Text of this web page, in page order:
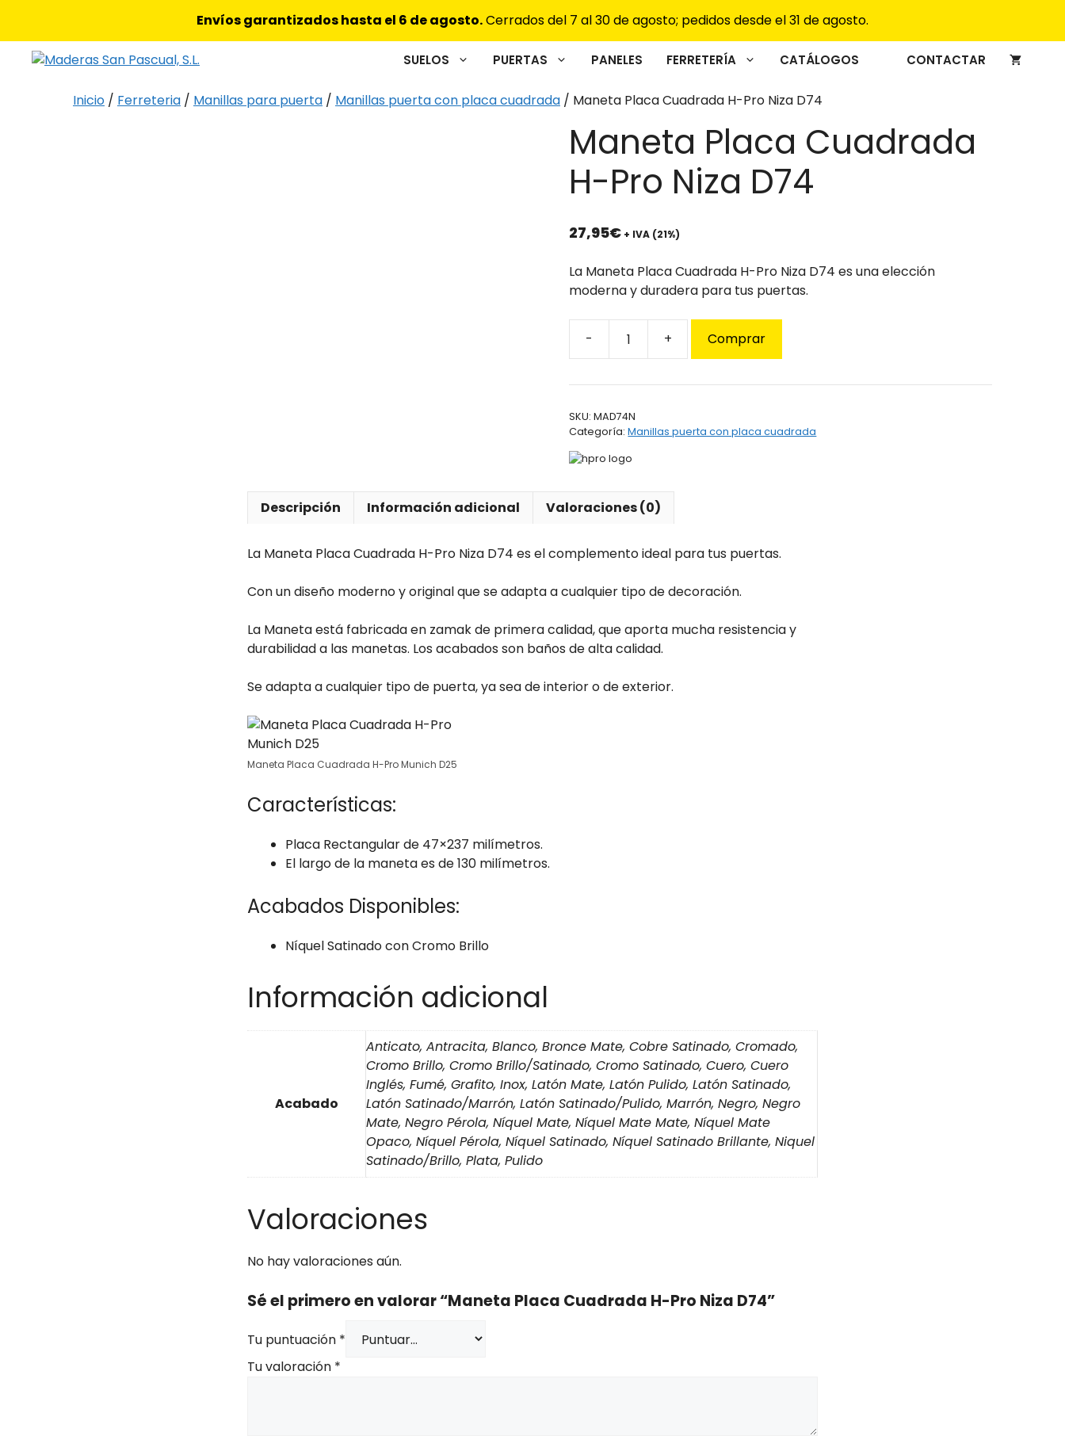
contenido
Envíos garantizados hasta el 6 de agosto.Cerrados del 7 al 30 de agosto; pedidos desde el 31 de agosto.
SUELOS PUERTAS PANELES FERRETERÍA CATÁLOGOS CONTACTAR
Inicio / Ferreteria / Manillas para puerta / Manillas puerta con placa cuadrada / Maneta Placa Cuadrada H-Pro Niza D74
Maneta Placa Cuadrada
H-Pro Niza D74
27,95€ + IVA (21%)
La Maneta Placa Cuadrada H-Pro Niza D74 es una elección
moderna y duradera para tus puertas.
Cuadrada
Pro
D74
Comprar
SKU:MAD74N
Categoría:Manillas puerta con placa cuadrada
Descripción Información adicional Valoraciones (0)
La Maneta Placa Cuadrada H-Pro Niza D74 es el complemento ideal para tus puertas.
Con un diseño moderno y original que se adapta a cualquier tipo de decoración.
La Maneta está fabricada en zamak de primera calidad, que aporta mucha resistencia y
durabilidad a las manetas. Los acabados son baños de alta calidad.
Se adapta a cualquier tipo de puerta, ya sea de interior o de exterior.
Maneta Placa Cuadrada H-Pro Munich D25
Características:
Placa Rectangular de 47×237 milímetros.
El largo de la maneta es de 130 milímetros.
Acabados Disponibles:
Níquel Satinado con Cromo Brillo
Información adicional
Acabado
Anticato, Antracita, Blanco, Bronce Mate, Cobre Satinado, Cromado,
Cromo Brillo, Cromo Brillo/Satinado, Cromo Satinado, Cuero, Cuero
Inglés, Fumé, Grafito, Inox, Latón Mate, Latón Pulido, Latón Satinado,
Latón Satinado/Marrón, Latón Satinado/Pulido, Marrón, Negro, Negro
Mate, Negro Pérola, Níquel Mate, Níquel Mate Mate, Níquel Mate
Opaco, Níquel Pérola, Níquel Satinado, Níquel Satinado Brillante, Niquel
Satinado/Brillo, Plata, Pulido
Valoraciones
No hay valoraciones aún.
Sé el primero en valorar “Maneta Placa Cuadrada H-Pro Niza D74”
Tu puntuación *
Tu valoración *
Pro